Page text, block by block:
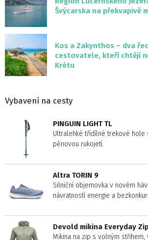
Švýcarska na překvapivě
Kos a Zakynthos – dva
cestovatele, kteří chtějí
Krétu
Vybavení na cesty
PINGUIN LIGHT TL
Ultralehké třídílné trekové hole
pěnovou rukojetí.
Altra TORIN 9
Silniční objemovka v novém
návratností energie a
Devold mikina Everyday
Mikina na zip s volným střihem,